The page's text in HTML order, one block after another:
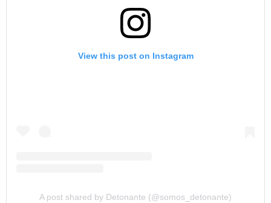
View this post on Instagram
A post shared by Detonante (@somos_detonante)